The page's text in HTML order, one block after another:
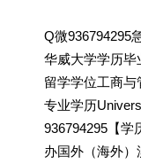
Q微936794295
华威大学学历毕
留学学位工商
专业学历
936794295【学
办国外（海外